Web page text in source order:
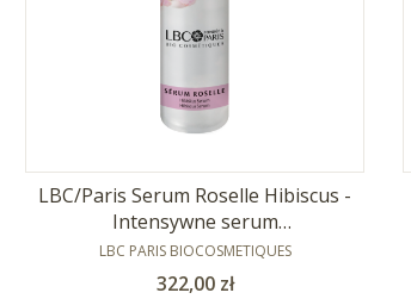
LBC/Paris Serum Roselle Hibiscus -
Intensywne serum
przeciwzmarszczkowe 50ml
PRODUCENT
LBC PARIS BIOCOSMETIQUES
Cena
322,00 zł